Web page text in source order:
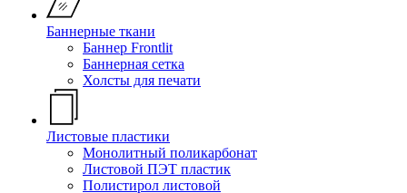
Баннерные ткани
Баннер Frontlit
Баннерная сетка
Холсты для печати
Листовые пластики
Монолитный поликарбонат
Листовой ПЭТ пластик
Полистирол листовой